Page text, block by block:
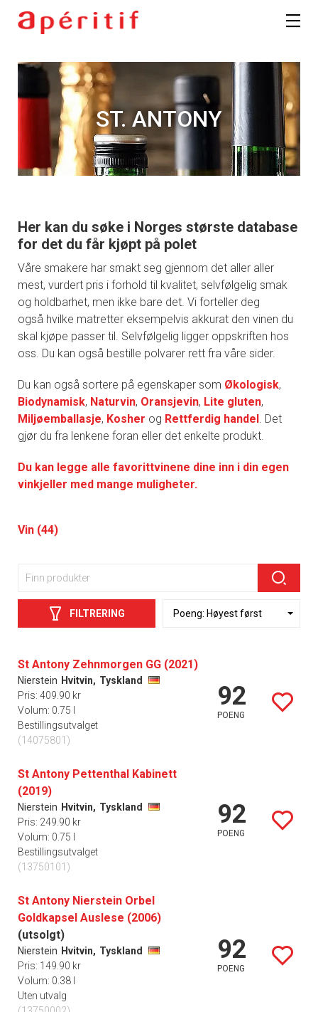
ST. ANTONY
Her kan du søke i Norges største database
for det du får kjøpt på polet
Våre smakere har smakt seg gjennom det aller aller
mest, vurdert pris i forhold til kvalitet, selvfølgelig smak
og holdbarhet, men ikke bare det. Vi forteller deg
også hvilke matretter eksempelvis akkurat den vinen du
skal kjøpe passer til. Selvfølgelig ligger oppskriften hos
oss. Du kan også bestille polvarer rett fra våre sider.
Du kan også sortere på egenskaper som Økologisk,
Biodynamisk, Naturvin, Oransjevin, Lite gluten,
Miljøemballasje, Kosher og Rettferdig handel. Det
gjør du fra lenkene foran eller det enkelte produkt.
Du kan legge alle favorittvinene dine inn i din egen
vinkjeller med mange muligheter.
Vin (44)
FILTRERING
St Antony Zehnmorgen GG (2021)
Nierstein Hvitvin, Tyskland
Pris: 409.90 kr
Volum: 0.75 l
Bestillingsutvalget
(14075801)
92
POENG
St Antony Pettenthal Kabinett
(2019)
Nierstein Hvitvin, Tyskland
Pris: 249.90 kr
Volum: 0.75 l
Bestillingsutvalget
(13750101)
92
POENG
St Antony Nierstein Orbel
Goldkapsel Auslese (2006)
(utsolgt)
Nierstein Hvitvin, Tyskland
Pris: 149.90 kr
Volum: 0.38 l
Uten utvalg
92
POENG